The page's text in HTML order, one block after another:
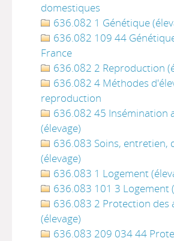
domestiques
636.082 1 Génétique
636.082 109 44
France
636.082 2 Reproduction
636.082 4 Méthodes
reproduction
636.082 45 Insémination
(élevage)
636.083 Soins, entretien,
(élevage)
636.083 1 Logement
636.083 101 3 Logement
636.083 2 Protection des
(élevage)
636.083 209 034 44